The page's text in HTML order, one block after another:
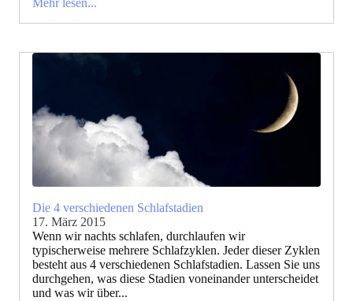
Die 4 verschiedenen Schlafstadien
17. März 2015
Wenn wir nachts schlafen, durchlaufen wir
typischerweise mehrere Schlafzyklen. Jeder dieser Zyklen
besteht aus 4 verschiedenen Schlafstadien. Lassen Sie uns
durchgehen, was diese Stadien voneinander unterscheidet
und was wir über...